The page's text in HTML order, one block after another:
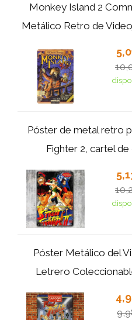
Monkey Island 2
Metálico Retro de
Póster de metal retro
Fighter 2, cartel
Póster Metálico del
Letrero